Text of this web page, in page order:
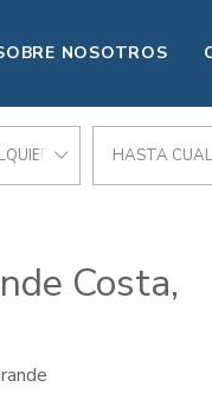
NOSOTROS
PRECIO HASTA
Costa,